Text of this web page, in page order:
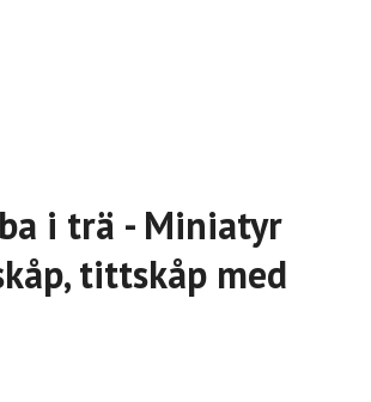
i trä - Miniatyr
tittskåp med